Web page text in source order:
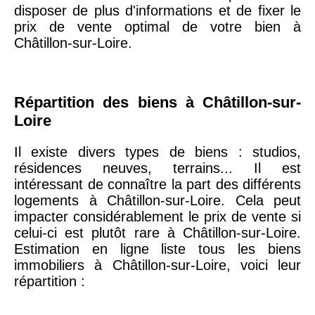
75019 - Paris
51100 -Reims
75013 -Paris
13ème
arrondissement
10 073 € 11 085 €
76600 -Le Havre 2 455 € 2 453 €
42000 -Saint-
disposer de plus d'informations et de fixer le
prix de vente optimal de votre bien à
Châtillon-sur-Loire.
Répartition des biens à Châtillon-sur-
Loire
Il existe divers types de biens : studios,
résidences neuves, terrains... Il est
intéressant de connaître la part des différents
logements à Châtillon-sur-Loire. Cela peut
impacter considérablement le prix de vente si
celui-ci est plutôt rare à Châtillon-sur-Loire.
Estimation en ligne liste tous les biens
immobiliers à Châtillon-sur-Loire, voici leur
répartition :